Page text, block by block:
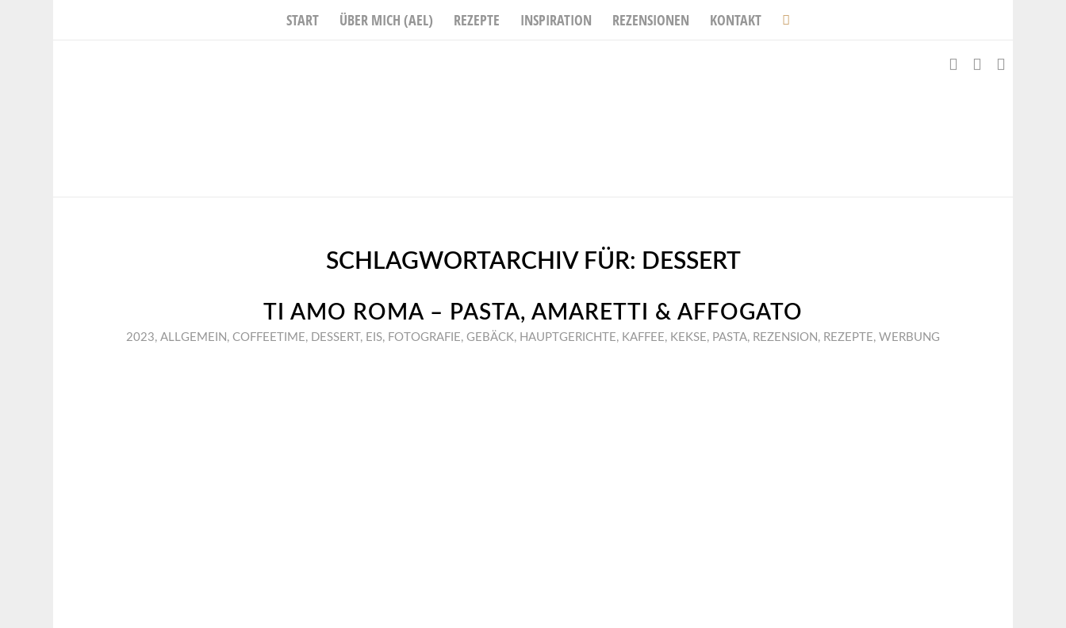
START ÜBER MICH (AEL) REZEPTE INSPIRATION REZENSIONEN KONTAKT
SCHLAGWORTARCHIV FÜR: DESSERT
TI AMO ROMA – PASTA, AMARETTI & AFFOGATO
2023, ALLGEMEIN , COFFEETIME, DESSERT , EIS, FOTOGRAFIE, GEBÄCK, HAUPTGERICHTE, KAFFEE, KEKSE, PASTA, REZENSION , REZEPTE, WERBUNG